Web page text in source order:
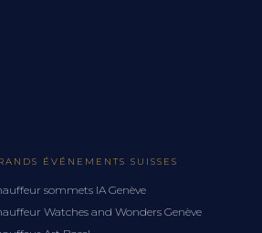
ÉVÉNEMENTS SUISSES
sommets IA Genève
Watches and Wonders Genève